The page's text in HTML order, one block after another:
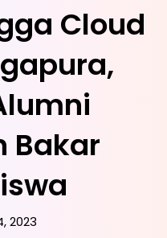
Cloud
Bakar
2023